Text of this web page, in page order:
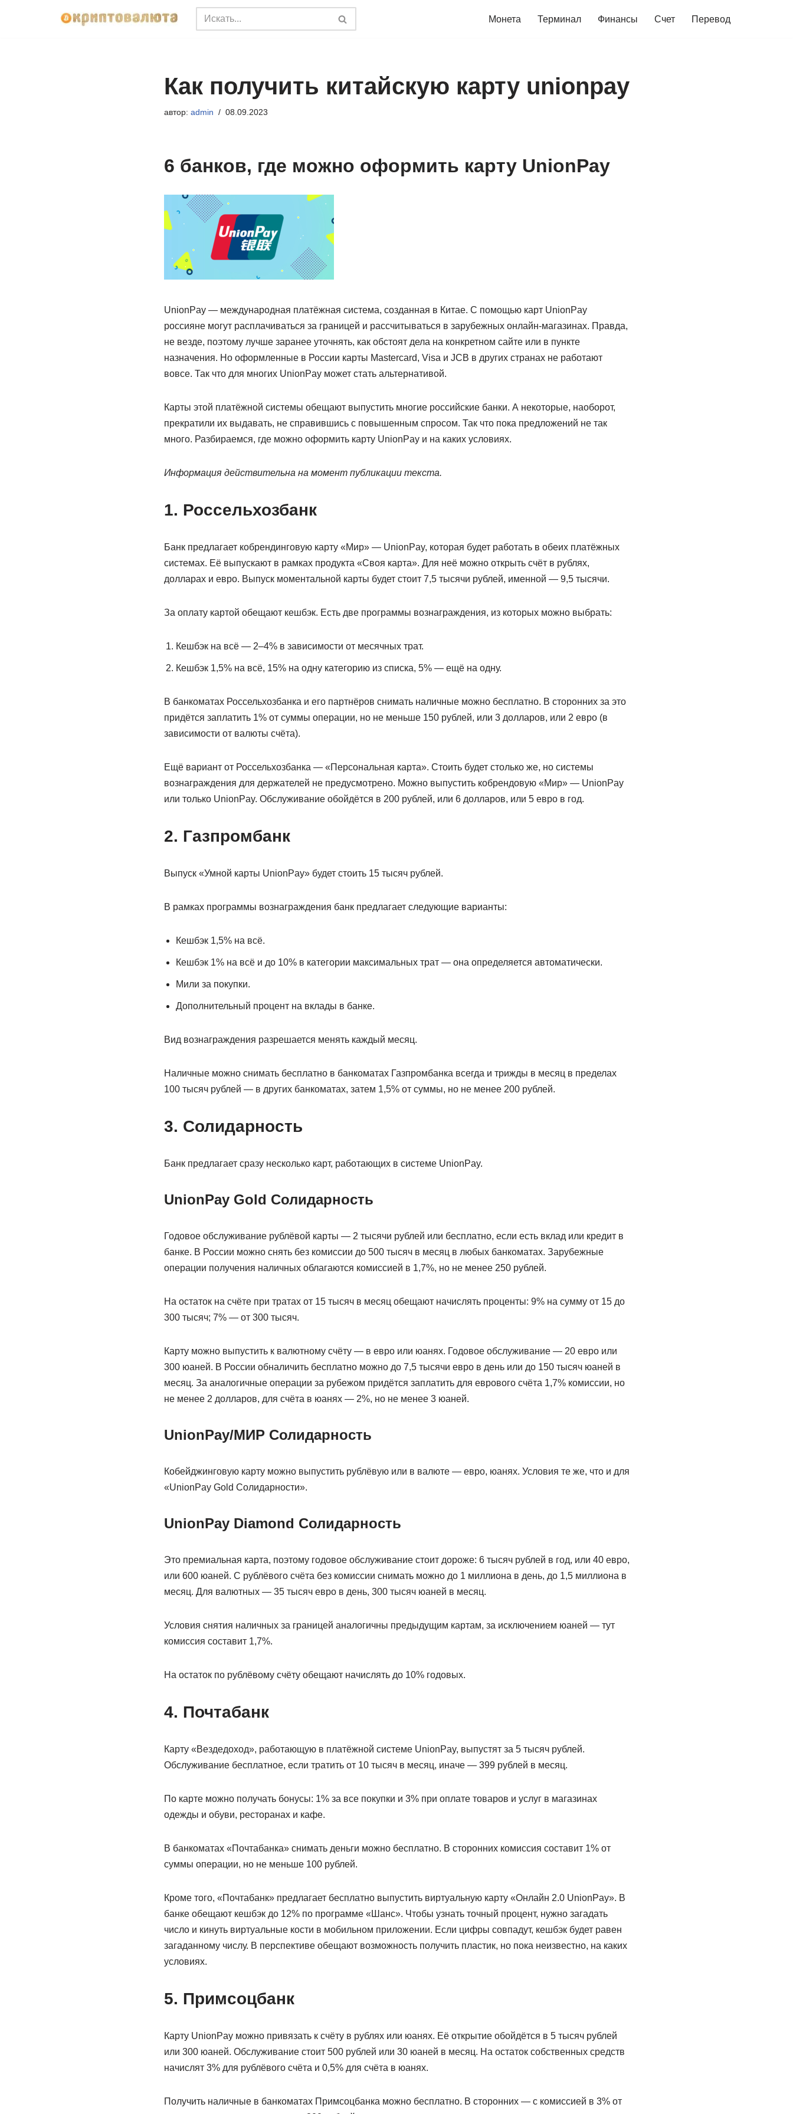
Монета Терминал Финансы Счет Перевод
Как получить китайскую карту unionpay
автор: admin 08.09.2023
6 банков, где можно оформить карту UnionPay
UnionPay — международная платёжная система, созданная в Китае. С помощью карт UnionPay
россияне могут расплачиваться за границей и рассчитываться в зарубежных онлайн‑магазинах. Правда,
не везде, поэтому лучше заранее уточнять, как обстоят дела на конкретном сайте или в пункте
назначения. Но оформленные в России карты Mastercard, Visa и JCB в других странах не работают
вовсе. Так что для многих UnionPay может стать альтернативой.
Карты этой платёжной системы обещают выпустить многие российские банки. А некоторые, наоборот,
прекратили их выдавать, не справившись с повышенным спросом. Так что пока предложений не так
много. Разбираемся, где можно оформить карту UnionPay и на каких условиях.
Информация действительна на момент публикации текста.
1. Россельхозбанк
Банк предлагает кобрендинговую карту «Мир» — UnionPay, которая будет работать в обеих платёжных
системах. Её выпускают в рамках продукта «Своя карта». Для неё можно открыть счёт в рублях,
долларах и евро. Выпуск моментальной карты будет стоит 7,5 тысячи рублей, именной — 9,5 тысячи.
За оплату картой обещают кешбэк. Есть две программы вознаграждения, из которых можно выбрать:
Кешбэк на всё — 2–4% в зависимости от месячных трат.
Кешбэк 1,5% на всё, 15% на одну категорию из списка, 5% — ещё на одну.
В банкоматах Россельхозбанка и его партнёров снимать наличные можно бесплатно. В сторонних за это
придётся заплатить 1% от суммы операции, но не меньше 150 рублей, или 3 долларов, или 2 евро (в
зависимости от валюты счёта).
Ещё вариант от Россельхозбанка — «Персональная карта». Стоить будет столько же, но системы
вознаграждения для держателей не предусмотрено. Можно выпустить кобрендовую «Мир» — UnionPay
или только UnionPay. Обслуживание обойдётся в 200 рублей, или 6 долларов, или 5 евро в год.
2. Газпромбанк
Выпуск «Умной карты UnionPay» будет стоить 15 тысяч рублей.
В рамках программы вознаграждения банк предлагает следующие варианты:
Кешбэк 1,5% на всё.
Кешбэк 1% на всё и до 10% в категории максимальных трат — она определяется автоматически.
Мили за покупки.
Дополнительный процент на вклады в банке.
Вид вознаграждения разрешается менять каждый месяц.
Наличные можно снимать бесплатно в банкоматах Газпромбанка всегда и трижды в месяц в пределах
100 тысяч рублей — в других банкоматах, затем 1,5% от суммы, но не менее 200 рублей.
3. Солидарность
Банк предлагает сразу несколько карт, работающих в системе UnionPay.
UnionPay Gold Солидарность
Годовое обслуживание рублёвой карты — 2 тысячи рублей или бесплатно, если есть вклад или кредит в
банке. В России можно снять без комиссии до 500 тысяч в месяц в любых банкоматах. Зарубежные
операции получения наличных облагаются комиссией в 1,7%, но не менее 250 рублей.
На остаток на счёте при тратах от 15 тысяч в месяц обещают начислять проценты: 9% на сумму от 15 до
300 тысяч; 7% — от 300 тысяч.
Карту можно выпустить к валютному счёту — в евро или юанях. Годовое обслуживание — 20 евро или
300 юаней. В России обналичить бесплатно можно до 7,5 тысячи евро в день или до 150 тысяч юаней в
месяц. За аналогичные операции за рубежом придётся заплатить для еврового счёта 1,7% комиссии, но
не менее 2 долларов, для счёта в юанях — 2%, но не менее 3 юаней.
UnionPay/МИР Солидарность
Кобейджинговую карту можно выпустить рублёвую или в валюте — евро, юанях. Условия те же, что и для
«UnionPay Gold Солидарности».
UnionPay Diamond Солидарность
Это премиальная карта, поэтому годовое обслуживание стоит дороже: 6 тысяч рублей в год, или 40 евро,
или 600 юаней. С рублёвого счёта без комиссии снимать можно до 1 миллиона в день, до 1,5 миллиона в
месяц. Для валютных — 35 тысяч евро в день, 300 тысяч юаней в месяц.
Условия снятия наличных за границей аналогичны предыдущим картам, за исключением юаней — тут
комиссия составит 1,7%.
На остаток по рублёвому счёту обещают начислять до 10% годовых.
4. Почтабанк
Карту «Вездедоход», работающую в платёжной системе UnionPay, выпустят за 5 тысяч рублей.
Обслуживание бесплатное, если тратить от 10 тысяч в месяц, иначе — 399 рублей в месяц.
По карте можно получать бонусы: 1% за все покупки и 3% при оплате товаров и услуг в магазинах
одежды и обуви, ресторанах и кафе.
В банкоматах «Почтабанка» снимать деньги можно бесплатно. В сторонних комиссия составит 1% от
суммы операции, но не меньше 100 рублей.
Кроме того, «Почтабанк» предлагает бесплатно выпустить виртуальную карту «Онлайн 2.0 UnionPay». В
банке обещают кешбэк до 12% по программе «Шанс». Чтобы узнать точный процент, нужно загадать
число и кинуть виртуальные кости в мобильном приложении. Если цифры совпадут, кешбэк будет равен
загаданному числу. В перспективе обещают возможность получить пластик, но пока неизвестно, на каких
условиях.
5. Примсоцбанк
Карту UnionPay можно привязать к счёту в рублях или юанях. Её открытие обойдётся в 5 тысяч рублей
или 300 юаней. Обслуживание стоит 500 рублей или 30 юаней в месяц. На остаток собственных средств
начислят 3% для рублёвого счёта и 0,5% для счёта в юанях.
Получить наличные в банкоматах Примсоцбанка можно бесплатно. В сторонних — с комиссией в 3% от